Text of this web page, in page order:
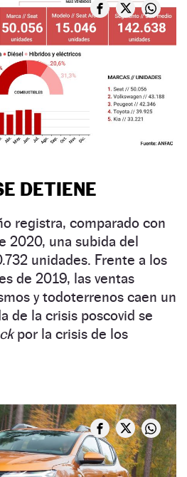
DETIENE
registra, comparado con
2020, una subida del
unidades. Frente a los
de 2019, las ventas
y todoterrenos caen un
de la crisis poscovid se
por la crisis de los